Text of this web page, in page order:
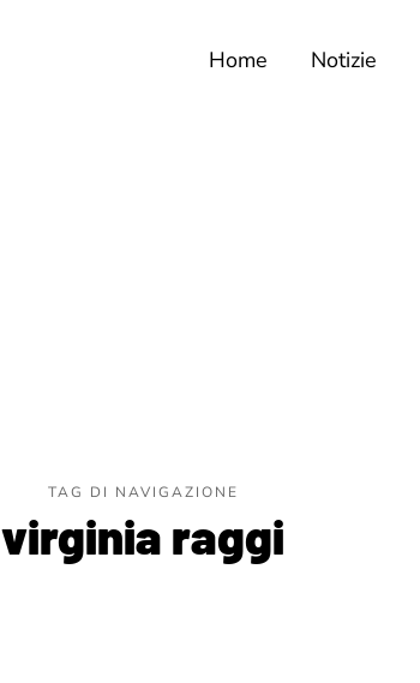
Home Notizie
TAG DI NAVIGAZIONE
virginia raggi